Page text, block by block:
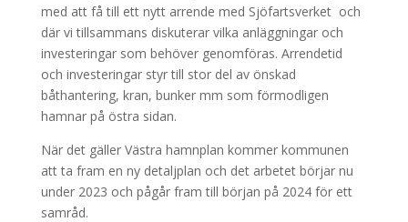
med att få till ett nytt arrende med Sjöfartsverket och
där vi tillsammans diskuterar vilka anläggningar och
investeringar som behöver genomföras. Arrendetid
och investeringar styr till stor del av önskad
båthantering, kran, bunker mm som förmodligen
hamnar på östra sidan.
När det gäller Västra hamnplan kommer kommunen
att ta fram en ny detaljplan och det arbetet börjar nu
under 2023 och pågår fram till början på 2024 för ett
samråd.